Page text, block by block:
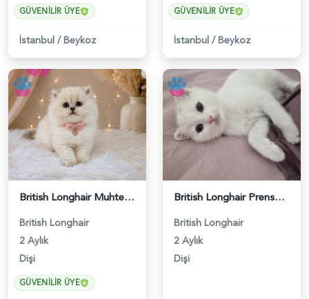
GÜVENILIR ÜYE
İstanbul /Beykoz
GÜVENILIR ÜYE
İstanbul /Beykoz
British Longhair Muhteşem Güzellikte Yavrumuz - 4525
British Longhair
2 Aylık
Dişi
GÜVENILIR ÜYE
British Longhair Prensesime acil yuva arıyorum - 6214
British Longhair
2 Aylık
Dişi